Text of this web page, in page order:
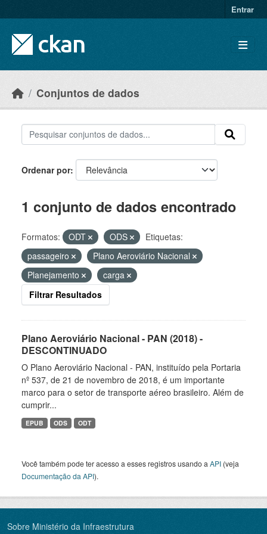
Entrar
Conjuntos de dados
Ordenar por
1 conjunto de dados encontrado
Formatos: ODT ODS
Etiquetas:
passageiro
Plano Aeroviário Nacional
Planejamento
carga
Filtrar Resultados
Plano Aeroviário Nacional - PAN (2018) -
DESCONTINUADO
O Plano Aeroviário Nacional - PAN, instituído pela Portaria
nº 537, de 21 de novembro de 2018, é um importante
marco para o setor de transporte aéreo brasileiro. Além de
cumprir...
EPUB ODS ODT
Você também pode ter acesso a esses registros usando a API (veja
Documentação da API).
Sobre Ministério da Infraestrutura